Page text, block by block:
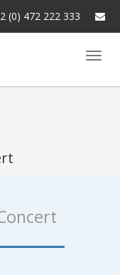
(0) 472 222 333